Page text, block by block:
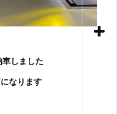
しました
なります